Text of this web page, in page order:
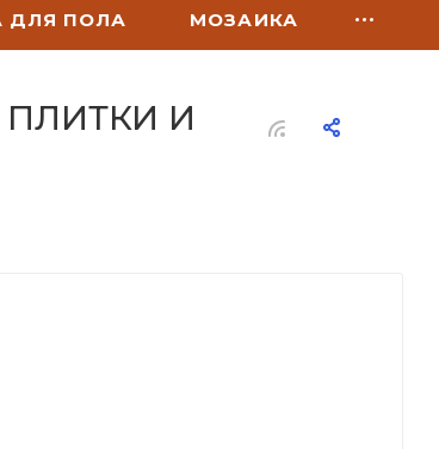
ДЛЯ ПОЛА МОЗАИКА
ПЛИТКИ И